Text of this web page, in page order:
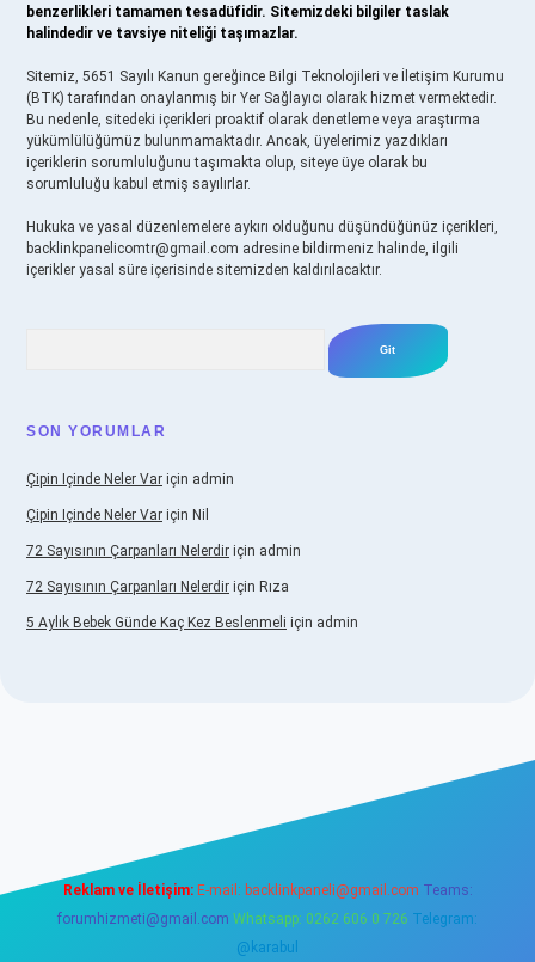
benzerlikleri tamamen tesadüfidir. Sitemizdeki bilgiler taslak
halindedir ve tavsiye niteliği taşımazlar.
Sitemiz, 5651 Sayılı Kanun gereğince Bilgi Teknolojileri ve İletişim Kurumu
(BTK) tarafından onaylanmış bir Yer Sağlayıcı olarak hizmet vermektedir.
Bu nedenle, sitedeki içerikleri proaktif olarak denetleme veya araştırma
yükümlülüğümüz bulunmamaktadır. Ancak, üyelerimiz yazdıkları
içeriklerin sorumluluğunu taşımakta olup, siteye üye olarak bu
sorumluluğu kabul etmiş sayılırlar.
Hukuka ve yasal düzenlemelere aykırı olduğunu düşündüğünüz içerikleri,
backlinkpanelicomtr@gmail.com adresine bildirmeniz halinde, ilgili
içerikler yasal süre içerisinde sitemizden kaldırılacaktır.
SON YORUMLAR
Çipin Içinde Neler Var için admin
Çipin Içinde Neler Var için Nil
72 Sayısının Çarpanları Nelerdir için admin
72 Sayısının Çarpanları Nelerdir için Rıza
5 Aylık Bebek Günde Kaç Kez Beslenmeli için admin
Reklam ve İletişim: E-mail: backlinkpaneli@gmail.com Teams:
forumhizmeti@gmail.com Whatsapp: 0262 606 0 726 Telegram:
@karabul